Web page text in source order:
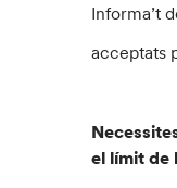
Informa’t
acceptats
el límit de